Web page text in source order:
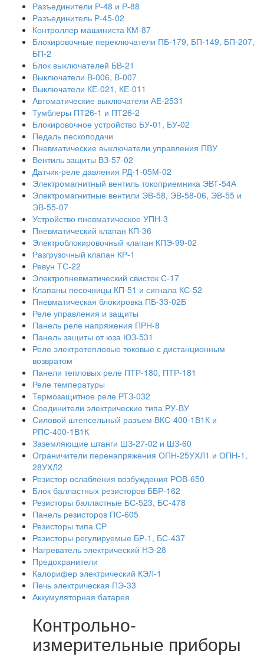
Разъединители Р-48 и Р-88
Разъединитель Р-45-02
Контроллер машиниста КМ-87
Блокировочные переключатели ПБ-179, БП-149, БП-207,
БП-2
Блок выключателей БВ-21
Выключатели В-006, В-007
Выключатели КЕ-021, КЕ-011
Автоматические выключатели АЕ-2531
Тумблеры ПТ26-1 и ПТ26-2
Блокировочное устройство БУ-01, БУ-02
Педаль пескоподачи
Пневматические выключатели управления ПВУ
Вентиль защиты ВЗ-57-02
Датчик-реле давления РД-1-05М-02
Электромагнитный вентиль токоприемника ЭВТ-54А
Электромагнитные вентили ЭВ-58, ЭВ-58-06, ЭВ-55 и
ЭВ-55-07
Устройство пневматическое УПН-3
Пневматический клапан КП-36
Электроблокировочный клапан КПЭ-99-02
Разгрузочный клапан КР-1
Ревун ТС-22
Электропневматический свисток С-17
Клапаны песочницы КП-51 и сигнала КС-52
Пневматическая блокировка ПБ-33-02Б
Реле управления и защиты
Панель реле напряжения ПРН-8
Панель защиты от юза ЮЗ-531
Реле электротепловые токовые с дистанционным
возвратом
Панели тепловых реле ПТР-180, ПТР-181
Реле температуры
Термозащитное реле РТЗ-032
Соединители электрические типа РУ-ВУ
Силовой штепсельный разъем ВКС-400-1В1К и
РПС-400-1В1К
Заземляющие штанги ШЗ-27-02 и ШЗ-60
Ограничители перенапряжения ОПН-25УХЛ1 и ОПН-1,
28УХЛ2
Резистор ослабления возбуждения РОВ-650
Блок балластных резисторов ББР-162
Резисторы балластные БС-523, БС-478
Панель резисторов ПС-605
Резисторы типа СР
Резисторы регулируемые БР-1, БС-437
Нагреватель электрический НЭ-28
Предохранители
Калорифер электрический КЭЛ-1
Печь электрическая ПЭ-33
Аккумуляторная батарея
Контрольно-
измерительные приборы